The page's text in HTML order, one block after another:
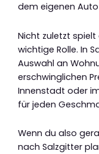
dem eigenen
Nicht zuletzt
wichtige Rolle. In
Auswahl an
erschwinglichen
Innenstadt oder
für jeden
Wenn du also
nach Salzgitter